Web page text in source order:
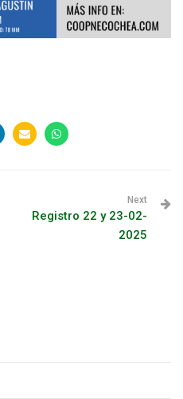
Next
Registro 22 y 23-02-
2025